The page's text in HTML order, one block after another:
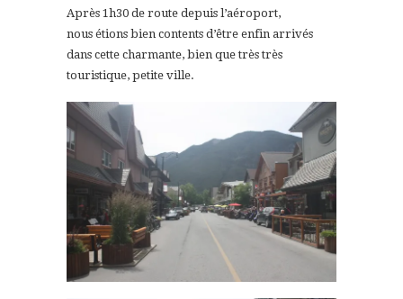
Après 1h30 de route depuis l’aéroport,
nous étions bien contents d’être enfin arrivés
dans cette charmante, bien que très très
touristique, petite ville.